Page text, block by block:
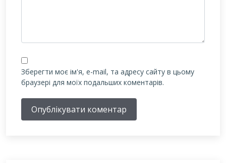
Зберегти моє ім'я, e-mail, та адресу сайту в цьому
браузері для моїх подальших коментарів.
Опублікувати коментар